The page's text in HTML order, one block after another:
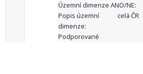
Územní dimenze ANO/NE:
Popis územní
dimenze:
celá ČR
Podporované